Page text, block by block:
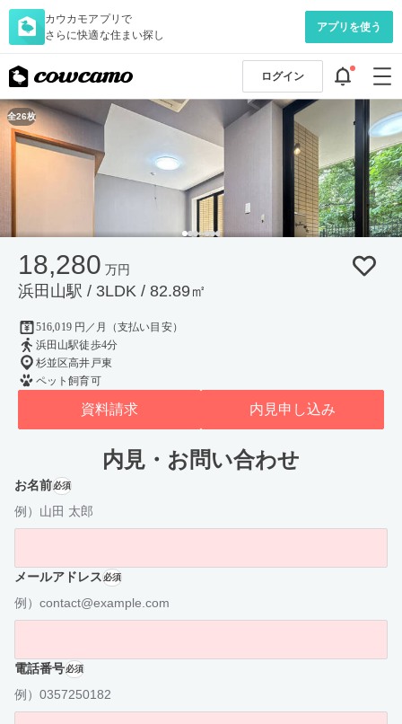
カウカモアプリで
さらに快適な住まい探し
アプリを使う
ログイン
全26枚
18,280 万円
浜田山駅 / 3LDK / 82.89㎡
516,019 円／月（支払い目安）
浜田山駅徒歩4分
杉並区高井戸東
ペット飼育可
資料請求 内見申し込み
内見・お問い合わせ
お名前必須
例）山田 太郎
メールアドレス必須
例）contact@example.com
電話番号必須
例）0357250182